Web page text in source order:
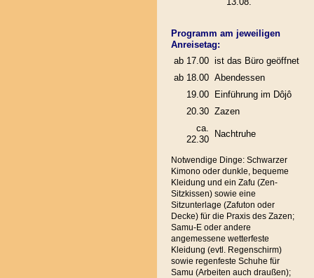
Programm am jeweiligen
Anreisetag:
ab 17.00 ist das Büro geöffnet
ab 18.00 Abendessen
19.00
Einführung im Dôjô
20.30 Zazen
ca.
22.30
Nachtruhe
Notwendige Dinge: Schwarzer
Kimono oder dunkle, bequeme
Kleidung und ein Zafu (Zen-
Sitzkissen) sowie eine
Sitzunterlage (Zafuton oder
Decke) für die Praxis des Zazen;
Samu-E oder andere
angemessene wetterfeste
Kleidung (evtl. Regenschirm)
sowie regenfeste Schuhe für
Samu (Arbeiten auch draußen);